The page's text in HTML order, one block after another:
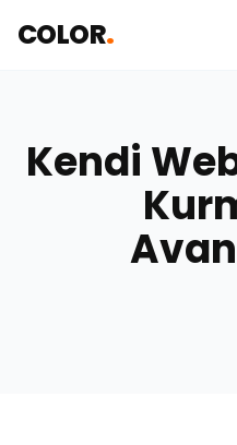
COLOR.
Kendi